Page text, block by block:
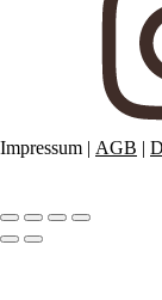
Impressum | AGB |